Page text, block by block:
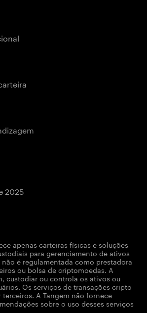
2025
apenas carteiras físicas e soluções
para gerenciamento de ativos
é regulamentada como prestadora
ou bolsa de criptomoedas. A
custodiar ou controla os ativos ou
Os serviços de transações cripto
A Tangem não fornece
sobre o uso desses serviços